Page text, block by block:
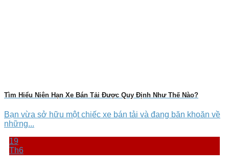
Tìm Hiểu Niên Hạn Xe Bán Tải Được Quy Định Như Thế Nào?
Bạn vừa sở hữu một chiếc xe bán tải và đang băn khoăn về
những...
19
Th6